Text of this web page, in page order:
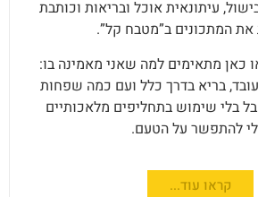
עיתונאית אוכל ובריאות וכותבת
המתכונים ב”מטבח קל”.
כאן מתאימים למה שאני מאמינה בו:
בריא בדרך כלל ועם כמה שפחות
בלי שימוש בתחליפים מלאכותיים
להתפשר על הטעם.
קראו עוד...